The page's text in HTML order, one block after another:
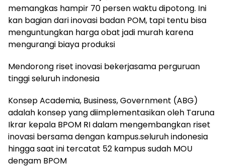
memangkas hampir 70 persen waktu dipotong. Ini
kan bagian dari inovasi badan POM, tapi tentu bisa
menguntungkan harga obat jadi murah karena
mengurangi biaya produksi
Mendorong riset inovasi bekerjasama perguruan
tinggi seluruh indonesia
Konsep Academia, Business, Government (ABG)
adalah konsep yang diimplementasikan oleh Taruna
Ikrar kepala BPOM RI dalam mengembangkan riset
inovasi bersama dengan kampus.seluruh indonesia
hingga saat ini tercatat 52 kampus sudah MOU
dengam BPOM